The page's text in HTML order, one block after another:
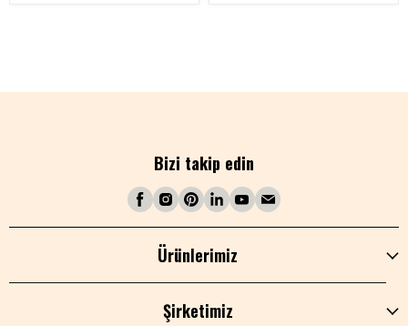
Bizi takip edin
Ürünlerimiz
Şirketimiz